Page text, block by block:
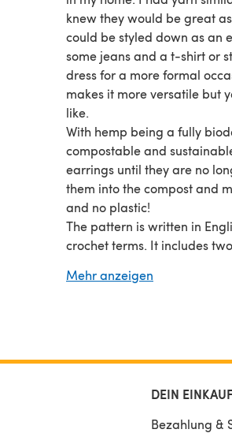
knew they would be great
could be styled down as an
some jeans and a t-shirt or
dress for a more formal
makes it more versatile but
like.
With hemp being a fully
compostable and
earrings until they are no
them into the compost and
and no plastic!
The pattern is written in
crochet terms. It includes
stitch used. Gauge: 10 DC
Mehr anzeigen
DEIN EINKAUF
Bezahlung &